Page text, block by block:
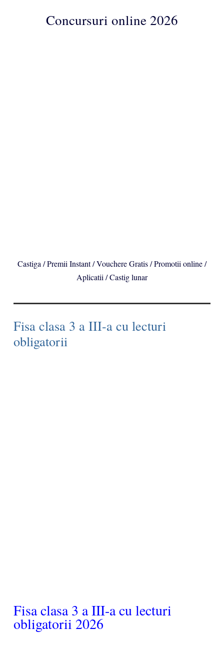
ConcursuriConcursuri online 2026
Castiga / Premii Instant / Vouchere Gratis / Promotii online /
Aplicatii / Castig lunar
Fisa clasa 3 a III-a cu lecturi
obligatorii
Fisa clasa 3 a III-a cu lecturi
obligatorii 2026